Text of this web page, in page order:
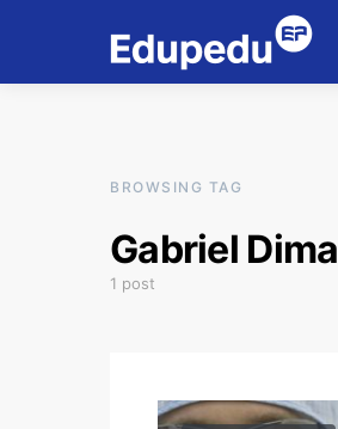
BROWSING TAG
Gabriel Dima
1 post